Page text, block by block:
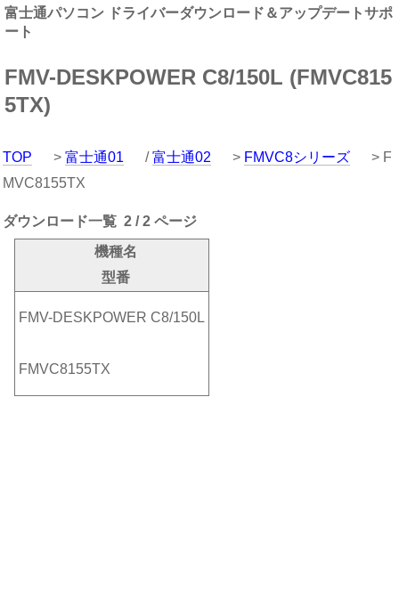
富士通パソコン ドライバーダウンロード＆アップデートサポ
ート
FMV-DESKPOWER C8/150L (FMVC815
5TX)
TOP > 富士通01 /富士通02 > FMVC8シリーズ
> F
MVC8155TX
ダウンロード一覧 2 / 2 ページ
機種名
型番
FMV-DESKPOWER C8/150L
FMVC8155TX